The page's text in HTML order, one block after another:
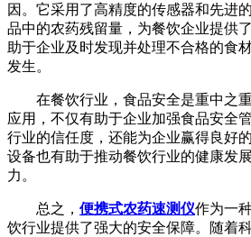
因。它采用了高精度的传感器和先进
品中的农药残留量，为餐饮企业提供
助于企业及时发现并处理不合格的食
发生。
在餐饮行业，食品安全是重中之重
应用，不仅有助于企业加强食品安全
行业的信任度，还能为企业赢得良好
设备也有助于推动餐饮行业的健康发
力。
总之， 便携式农药速测仪作为一
饮行业提供了强大的安全保障。随着